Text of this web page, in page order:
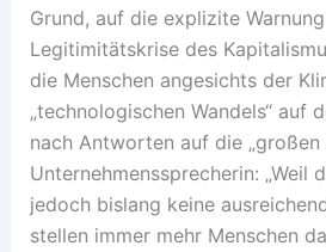
Grund, auf die explizite
Legitimitätskrise des
die Menschen angesichts der
„technologischen Wandels“ auf
nach Antworten auf die „großen
Unternehmenssprecherin: „Weil
jedoch bislang keine
stellen immer mehr Menschen